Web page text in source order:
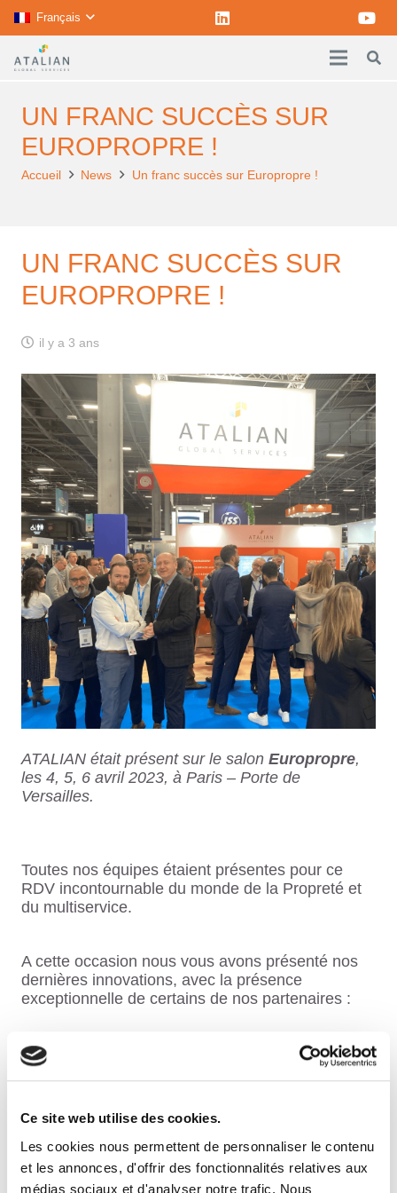
Ce site web utilise des cookies.
Les cookies nous permettent de personnaliser le contenu
et les annonces, d'offrir des fonctionnalités relatives aux
médias sociaux et d'analyser notre trafic. Nous
Français
UN FRANC SUCCÈS SUR
EUROPROPRE !
Accueil News Un franc succès sur Europropre !
UN FRANC SUCCÈS SUR
EUROPROPRE !
il y a 3 ans
ATALIAN était présent sur le salon Europropre,
les 4, 5, 6 avril 2023, à Paris – Porte de
Versailles.
Toutes nos équipes étaient présentes pour ce
RDV incontournable du monde de la Propreté et
du multiservice.
A cette occasion nous vous avons présenté nos
dernières innovations, avec la présence
exceptionnelle de certains de nos partenaires :
votre gestion des clés pour vous faire gagner
du temps et fluidifier les échanges
COZY AIR , expert de la qualité de l’air
TRINOV, transforme la gestion des déchets
pour révéler leur potentiel